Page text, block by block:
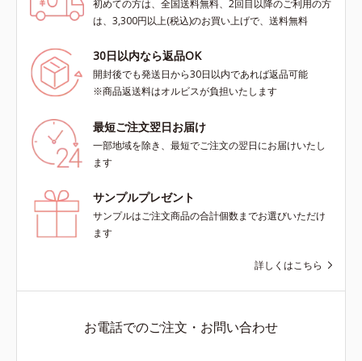
初めての方は、全国送料無料、2回目以降のご利用の方
は、3,300円以上(税込)のお買い上げで、送料無料
30日以内なら返品OK
開封後でも発送日から30日以内であれば返品可能
※商品返送料はオルビスが負担いたします
最短ご注文翌日お届け
一部地域を除き、最短でご注文の翌日にお届けいたし
ます
サンプルプレゼント
サンプルはご注文商品の合計個数までお選びいただけ
ます
詳しくはこちら
お電話でのご注文・お問い合わせ